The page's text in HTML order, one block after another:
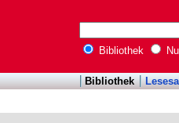
Bibliothek
Bibliothek